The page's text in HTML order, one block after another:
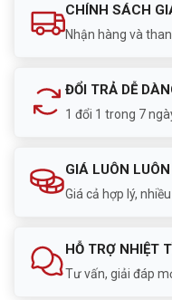
Khe mở rộng
Nội bộ (Internal
Form Factor
CHÍNH SÁCH
Nhận hàng và
ĐỔI TRẢ DỄ
1 đổi 1 trong 7
GIÁ LUÔN
Giá cả hợp lý,
HỖ TRỢ NHIỆT
Tư vấn, giải đáp